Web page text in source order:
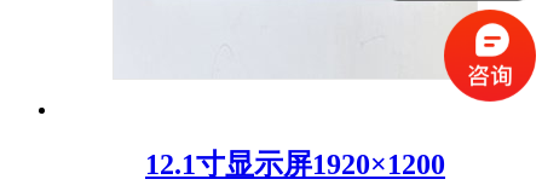
12.1寸显示屏1920×1200